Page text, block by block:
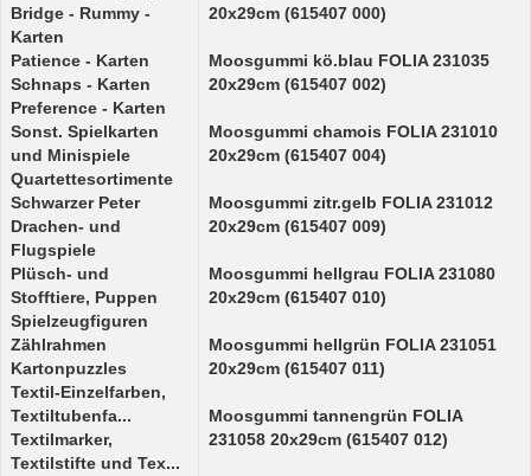
Bridge - Rummy -
Karten
Patience - Karten
Schnaps - Karten
Preference - Karten
Sonst. Spielkarten
und Minispiele
Quartettesortimente
Schwarzer Peter
Drachen- und
Flugspiele
Plüsch- und
Stofftiere, Puppen
Spielzeugfiguren
Zählrahmen
Kartonpuzzles
Textil-Einzelfarben,
Textiltubenfa...
Textilmarker,
Textilstifte und Tex...
20x29cm (615407 000)
Moosgummi kö.blau FOLIA 231035
20x29cm (615407 002)
Moosgummi chamois FOLIA 231010
20x29cm (615407 004)
Moosgummi zitr.gelb FOLIA 231012
20x29cm (615407 009)
Moosgummi hellgrau FOLIA 231080
20x29cm (615407 010)
Moosgummi hellgrün FOLIA 231051
20x29cm (615407 011)
Moosgummi tannengrün FOLIA
231058 20x29cm (615407 012)